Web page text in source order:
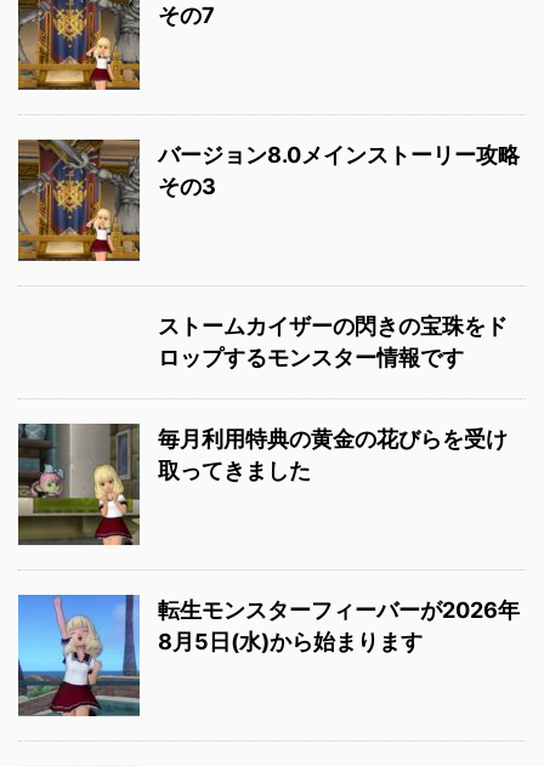
その7
バージョン8.0メインストーリー攻略
その3
ストームカイザーの閃きの宝珠をド
ロップするモンスター情報です
毎月利用特典の黄金の花びらを受け
取ってきました
転生モンスターフィーバーが2026年
8月5日(水)から始まります